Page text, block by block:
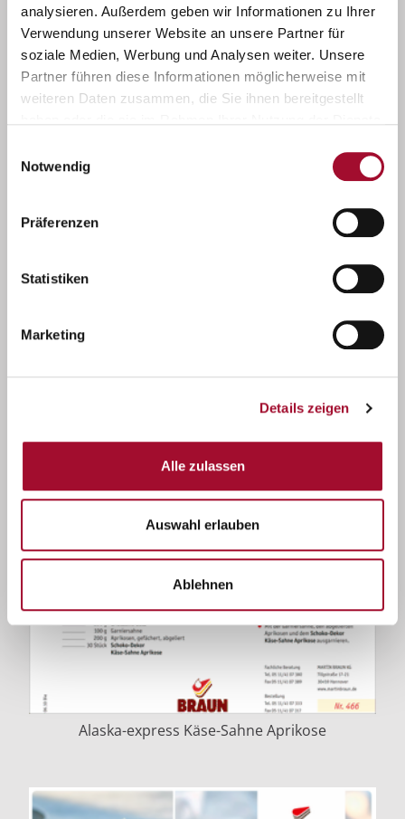
analysieren. Außerdem geben wir Informationen zu Ihrer
Verwendung unserer Website an unsere Partner für
soziale Medien, Werbung und Analysen weiter. Unsere
Partner führen diese Informationen möglicherweise mit
weiteren Daten zusammen, die Sie ihnen bereitgestellt
Notwendig
Präferenzen
Statistiken
Marketing
Details zeigen
Alle zulassen
Auswahl erlauben
Ablehnen
Alaska-express Käse-Sahne Aprikose